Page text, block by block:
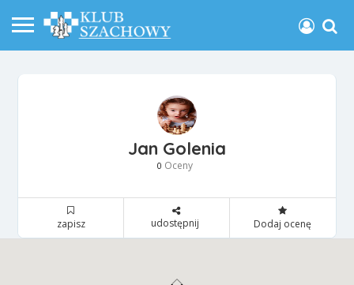
Jan Golenia
0 Oceny
zapisz udostępnij Dodaj ocenę